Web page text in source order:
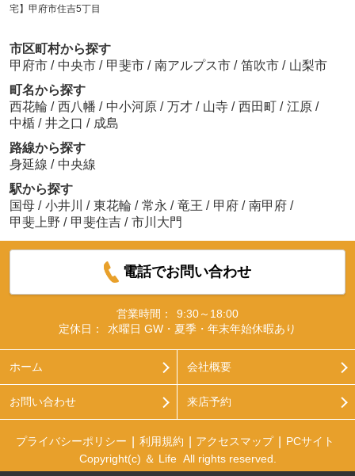
宅】甲府市住吉5丁目
市区町村から探す
甲府市 / 中央市 / 甲斐市 / 南アルプス市 / 笛吹市 / 山梨市
町名から探す
西花輪 / 西八幡 / 中小河原 / 万才 / 山寺 / 西田町 / 江原 /
中楯 / 井之口 / 成島
路線から探す
身延線 / 中央線
駅から探す
国母 / 小井川 / 東花輪 / 常永 / 竜王 / 甲府 / 南甲府 /
甲斐上野 / 甲斐住吉 / 市川大門
電話でお問い合わせ
営業時間：
9:30～18:00
定休日：
水曜日 GW・夏季・年末年始休暇あり
ホーム 会社概要
お問い合わせ 来店予約
プライバシーポリシー 利用規約 アクセスマップ
PCサイト
Copyright(c) ＆ Life All rights reserved.